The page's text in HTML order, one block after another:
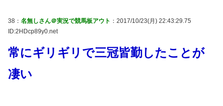
38： 名無しさん＠実況で競馬板アウト ：2017/10/23(月) 22:43:29.75
ID:2HDcp89y0.net
常にギリギリで三冠皆勤したことが
凄い